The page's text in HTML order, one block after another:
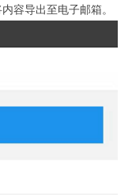
容导出至电子邮箱。